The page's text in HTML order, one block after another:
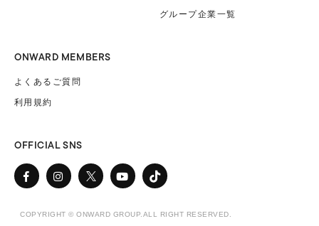
グループ企業一覧
ONWARD MEMBERS
よくあるご質問
利用規約
OFFICIAL SNS
COPYRIGHT © ONWARD GROUP.ALL RIGHT RESERVED.